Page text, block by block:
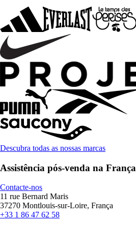
Descubra todas as nossas marcas
Assistência pós-venda na França
Contacte-nos
11 rue Bernard Maris
37270 Montlouis-sur-Loire, França
+33 1 86 47 62 58